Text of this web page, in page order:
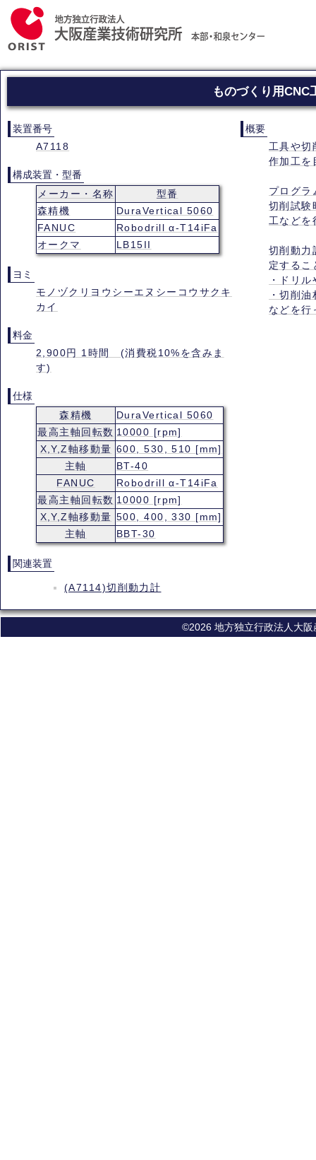
ものづくり用CNC
装置番号
A7118
構成装置・型番
メーカー・名称
型番
森精機
DuraVertical 5060
FANUC
Robodrill α-T14iFa
オークマ
LB15II
ヨミ
モノヅクリヨウシーエヌシーコウサクキ
カイ
料金
2,900円 1時間 (消費税10%を含みま
す)
仕様
森精機
DuraVertical 5060
最高主軸回転数 10000 [rpm]
X,Y,Z軸移動量 600, 530, 510 [mm]
主軸
BT-40
FANUC
Robodrill α-T14iFa
最高主軸回転数 10000 [rpm]
X,Y,Z軸移動量 500, 400, 330 [mm]
主軸
BBT-30
関連装置
(A7114)切削動力計
概要
工具や切
作加工を
プログラ
切削試験
工などを
切削動力
定するこ
・ドリ
・切削
などを行
©2026 地方独立行政法人大阪